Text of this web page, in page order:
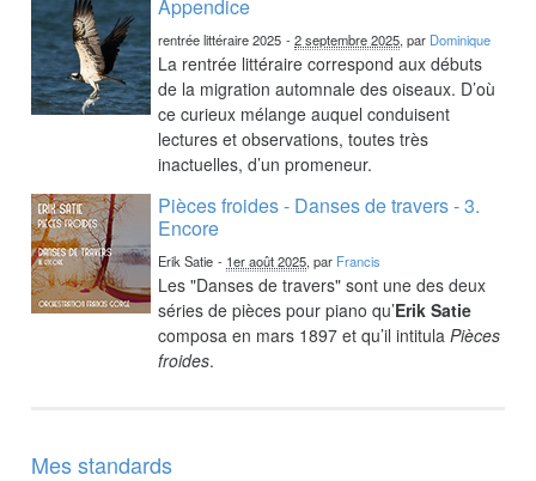
Appendice
rentrée littéraire 2025 -2 septembre 2025, par Dominique
La rentrée littéraire correspond aux débuts
de la migration automnale des oiseaux. D’où
ce curieux mélange auquel conduisent
lectures et observations, toutes très
inactuelles, d’un promeneur.
Pièces froides - Danses de travers - 3.
Encore
Erik Satie - 1er août 2025, par Francis
Les "Danses de travers" sont une des deux
séries de pièces pour piano qu’Erik Satie
composa en mars 1897 et qu’il intitulaPièces
froides.
Mes standards